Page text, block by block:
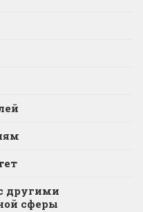
другими
сферы